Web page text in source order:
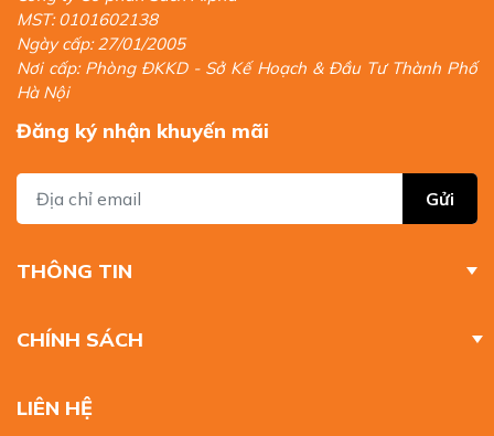
MST: 0101602138
Ngày cấp: 27/01/2005
Nơi cấp: Phòng ĐKKD - Sở Kế Hoạch & Đầu Tư Thành Phố
Hà Nội
Đăng ký nhận khuyến mãi
Gửi
THÔNG TIN
CHÍNH SÁCH
LIÊN HỆ